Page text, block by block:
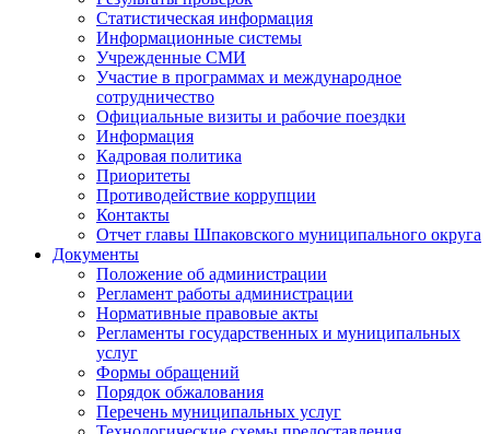
Статистическая информация
Информационные системы
Учрежденные СМИ
Участие в программах и международное
сотрудничество
Официальные визиты и рабочие поездки
Информация
Кадровая политика
Приоритеты
Противодействие коррупции
Контакты
Отчет главы Шпаковского муниципального округа
Документы
Положение об администрации
Регламент работы администрации
Нормативные правовые акты
Регламенты государственных и муниципальных
услуг
Формы обращений
Порядок обжалования
Перечень муниципальных услуг